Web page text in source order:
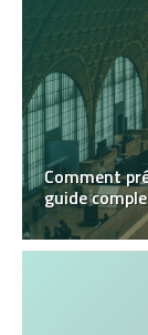
Comment
guide